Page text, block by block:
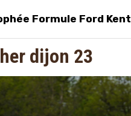
Formule Ford Kent
dijon 23